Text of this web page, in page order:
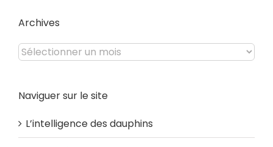
Archives
Archives
Naviguer sur le site
L’intelligence des dauphins